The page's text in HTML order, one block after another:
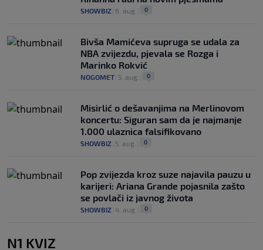
SHOWBIZ 6. aug. 0
Bivša Mamićeva supruga se udala za
NBA zvijezdu, pjevala se Rozga i
Marinko Rokvić
NOGOMET 5. aug. 0
Misirlić o dešavanjima na Merlinovom
koncertu: Siguran sam da je najmanje
1.000 ulaznica falsifikovano
SHOWBIZ 5. aug. 0
Pop zvijezda kroz suze najavila pauzu u
karijeri: Ariana Grande pojasnila zašto
se povlači iz javnog života
SHOWBIZ 4. aug. 0
N1 KVIZ